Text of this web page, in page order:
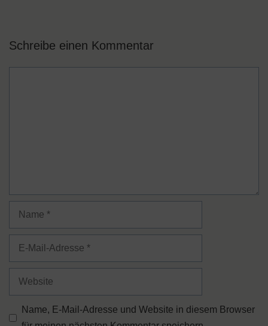
Schreibe einen Kommentar
Name
Website
Name, E-Mail-Adresse und Website in diesem Browser